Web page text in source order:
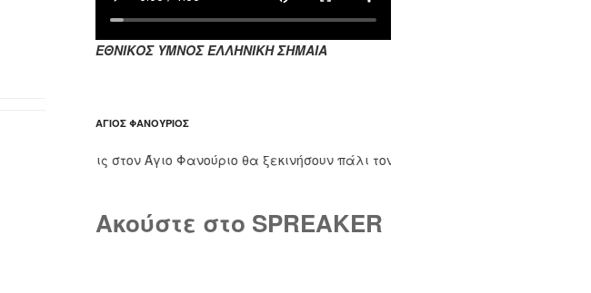
ΕΘΝΙΚΟΣ ΥΜΝΟΣ ΕΛΛΗΝΙΚΗ ΣΗΜΑΙΑ
ΆΓΙΟΣ ΦΑΝΟΎΡΙΟΣ
στον Άγιο Φανούριο θα ξεκινήσουν πάλι τον Σεπτέμβριο. Τους μήνες
Ακούστε στο SPREAKER